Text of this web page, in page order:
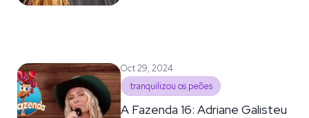
Oct 29, 2024
tranquilizou os peões
A Fazenda 16: Adriane Galisteu